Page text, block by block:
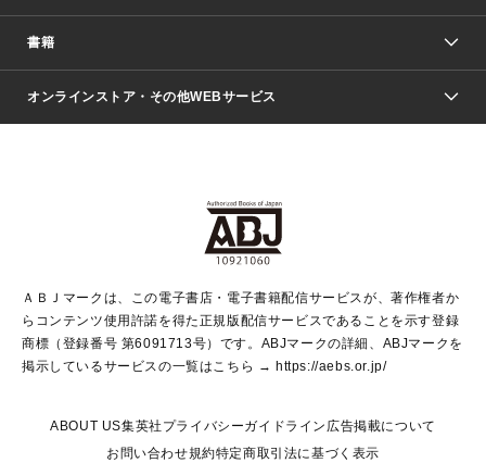
Vジャンプ
ジャンプルーキー！
ジャンプTOON
S-MANGA
集英社ジャンプリミックス
週刊ヤングジャンプ
ウルトラジャンプ
少女マンガ
リマコミ＋
マンガMeets
月刊オフィスユー
Seventeen
LEE
Marisol
T JAPAN:The New York Times Style Magazine
芸能・情報・スポーツ
パラスポ＋！
書籍
文芸・文庫・総合
青春と読書
アジア人物史
集英社新書
集英社新書プラス
よみタイ
ライトノベル・ノベライズ
集英社Webマガジン Cobalt
集英社オレンジ文庫
シフォン文庫
JUMP j BOOKS
集英社みらい文庫
S-KIDS.LAND
オンラインストア・その他WEBサービス
SHUEISHA MANGA-ART HERITAGE
HAPPY PLUS STORE
shueisha vox
SHOP Marisol
EDITOR'S LAB
ＡＢＪマークは、この電子書店・電子書籍配信サービスが、著作権者か
らコンテンツ使用許諾を得た正規版配信サービスであることを示す登録
商標（登録番号 第6091713号）です。ABJマークの詳細、ABJマークを
掲示しているサービスの一覧はこちら → https://aebs.or.jp/
ABOUT US集英社プライバシーガイドライン 広告掲載について
お問い合わせ規約特定商取引法に基づく表示